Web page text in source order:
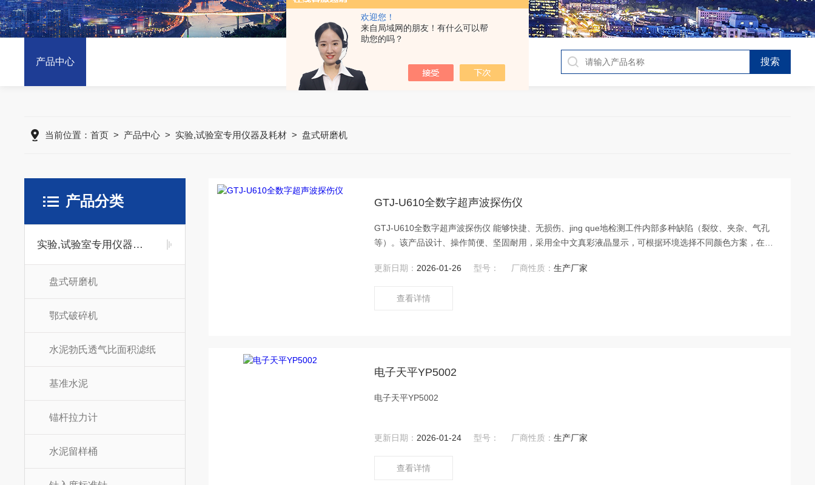
欢迎您！
来自局域网的朋友！有什么可以帮
助您的吗？
产品中心
当前位置：首页 > 产品中心 > 实验,试验室专用仪器及耗材 >盘式研磨机
产品分类
实验,试验室专用仪器及耗材
盘式研磨机
鄂式破碎机
水泥勃氏透气比面积滤纸
基准水泥
锚杆拉力计
水泥留样桶
GTJ-U610全数字超声波探伤仪
GTJ-U610全数字超声波探伤仪 能够快捷、无损伤、jing que地检测工件内部多种缺陷（裂纹、夹杂、气孔
等）。该产品设计、操作简便、坚固耐用，采用全中文真彩液晶显示，可根据环境选择不同颜色方案，在室
更新日期： 2026-01-26 型号： 厂商性质：生产厂家
查看详情
电子天平YP5002
电子天平YP5002
更新日期： 2026-01-24 型号： 厂商性质：生产厂家
查看详情